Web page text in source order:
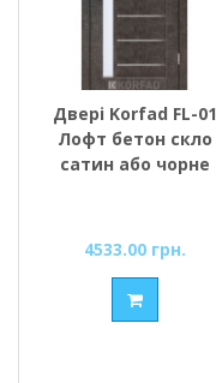
Двері Korfad FL-01
Лофт бетон скло
сатин або чорне
4533.00 грн.